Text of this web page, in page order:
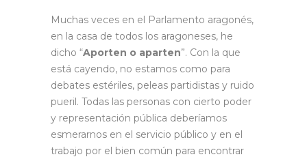
Muchas veces en el Parlamento aragonés,
en la casa de todos los aragoneses, he
dicho “Aporten o aparten”. Con la que
está cayendo, no estamos como para
debates estériles, peleas partidistas y ruido
pueril. Todas las personas con cierto poder
y representación pública deberíamos
esmerarnos en el servicio público y en el
trabajo por el bien común para encontrar